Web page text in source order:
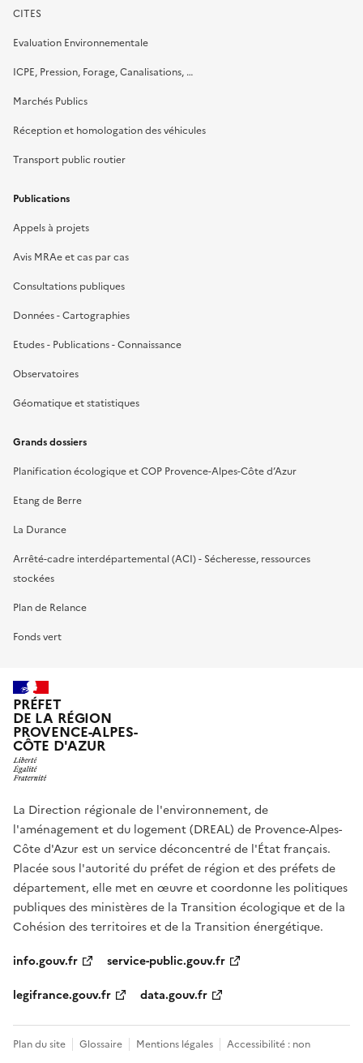
CITES
Evaluation Environnementale
ICPE, Pression, Forage, Canalisations, …
Marchés Publics
Réception et homologation des véhicules
Transport public routier
Publications
Appels à projets
Avis MRAe et cas par cas
Consultations publiques
Données - Cartographies
Etudes - Publications - Connaissance
Observatoires
Géomatique et statistiques
Grands dossiers
Planification écologique et COP Provence-Alpes-Côte d’Azur
Etang de Berre
La Durance
Arrêté-cadre interdépartemental (ACI) - Sécheresse, ressources
stockées
Plan de Relance
Fonds vert
PRÉFET
DE LA RÉGION
PROVENCE-ALPES-
CÔTE D'AZUR
La Direction régionale de l'environnement, de
l'aménagement et du logement (DREAL) de Provence-Alpes-
Côte d'Azur est un service déconcentré de l'État français.
Placée sous l'autorité du préfet de région et des préfets de
département, elle met en œuvre et coordonne les politiques
publiques des ministères de la Transition écologique et de la
Cohésion des territoires et de la Transition énergétique.
info.gouv.fr
service-public.gouv.fr
legifrance.gouv.fr
data.gouv.fr
Plan du site Glossaire Mentions légales
Accessibilité : non